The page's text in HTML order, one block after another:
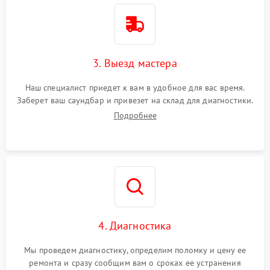
3. Выезд мастера
Наш специалист приедет к вам в удобное для вас время.
Заберет ваш саундбар и привезет на склад для диагностики.
Подробнее
4. Диагностика
Мы проведем диагностику, определим поломку и цену ее
ремонта и сразу сообщим вам о сроках ее устранения